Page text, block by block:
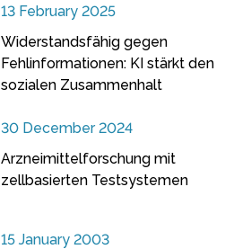
13 February 2025
Widerstandsfähig gegen
Fehlinformationen: KI stärkt den
sozialen Zusammenhalt
30 December 2024
Arzneimittelforschung mit
zellbasierten Testsystemen
15 January 2003